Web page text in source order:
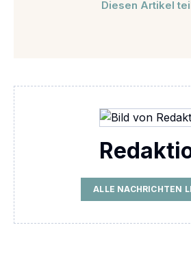
Diesen Artikel
ALLE NACHRICHTEN